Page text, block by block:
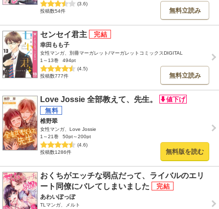
(3.6)
投稿数54件
無料立読み
センセイ君主
幸田もも子
女性マンガ、別冊マーガレット/マーガレットコミックスDIGITAL
1～13巻
494pt
(4.5)
投稿数777件
無料立読み
Love Jossie 全部教えて、先生。
椎野翠
女性マンガ、Love Jossie
1～21巻
50pt～200pt
(4.6)
投稿数1286件
無料版を読む
おくちがエッチな弱点だって、ライバルのエリ
ート同僚にバレてしまいました
あわいぽっぽ
TLマンガ、メルト